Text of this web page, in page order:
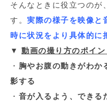
そんなときに役立つのが
す。 実際の様子を映像と
時に状況をより具体的に
▼ 動画の撮り方のポイン
・ 胸やお腹の動きがわか
影する
・ 音が入るよう、できる